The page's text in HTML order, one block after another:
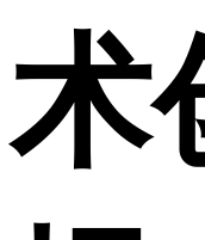
术